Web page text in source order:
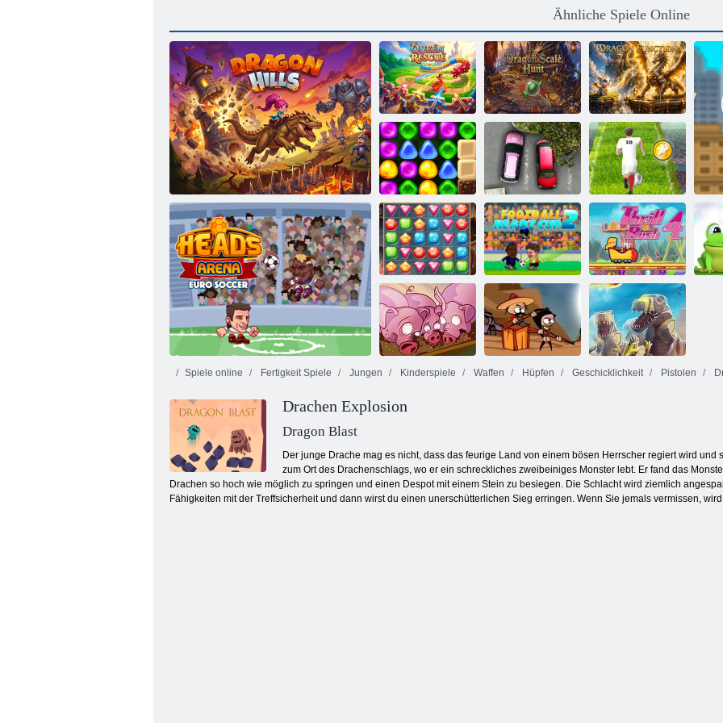
Ähnliche Spiele Online
Drachenhügel
Königinrettung Drachenschuppenjagd Drachenfunktion
Zurück nach
Candyland 4:
Lollipop Garden
Parken Wut
Heads Arena Euro Fußball
Euro-Fußball-
Sprint
Schatzsuche
Football Headz
Cup 2
Nervenkitzel
Rush 4
Run, Schwein,
Spiele online Fertigkeit Spiele Jungen Kinderspiele Waffen Hüpfen Geschicklichkeit Pistolen
Drachen Explosion
Dragon Blast
Der junge Drache mag es nicht, dass das feurige Land von einem bösen Herrscher regiert wird
zum Ort des Drachenschlags, wo er ein schreckliches zweibeiniges Monster lebt. Er fand das
Drachen so hoch wie möglich zu springen und einen Despot mit einem Stein zu besiegen. Die Schlacht wird ziemlich
Fähigkeiten mit der Treffsicherheit und dann wirst du einen unerschütterlichen Sieg erringen. Wenn Sie jemals vermissen,